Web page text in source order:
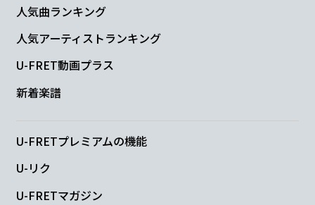
人気曲ランキング
人気アーティストランキング
U-FRET動画プラス
新着楽譜
U-FRETプレミアムの機能
U-リク
U-FRETマガジン